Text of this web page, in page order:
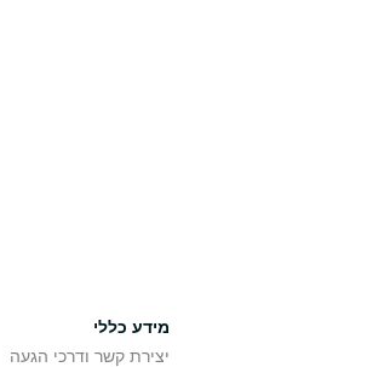
מידע כללי
יצירת קשר ודרכי הגעה